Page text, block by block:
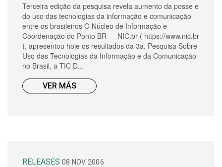
Terceira edição da pesquisa revela aumento da posse e
do uso das tecnologias da informação e comunicação
entre os brasileiros O Núcleo de Informação e
Coordenação do Ponto BR — NIC.br ( https://www.nic.br
), apresentou hoje os resultados da 3a. Pesquisa Sobre
Uso das Tecnologias da Informação e da Comunicação
no Brasil, a TIC D...
VER MÁS
RELEASES 08 NOV 2006